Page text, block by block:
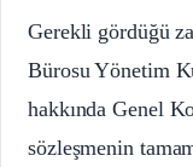
Gerekli gördüğü
Bürosu Yönetim
hakkında Genel
sözleşmenin